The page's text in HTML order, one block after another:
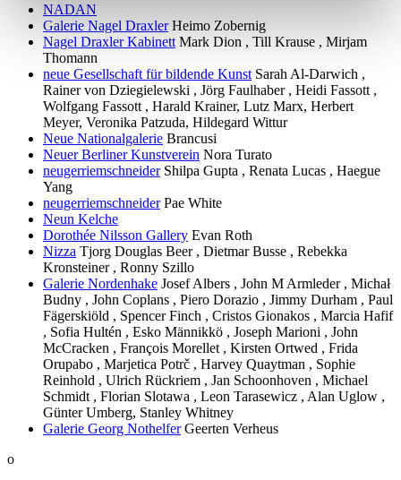
NADAN
Galerie Nagel Draxler Heimo Zobernig
Nagel Draxler Kabinett Mark Dion , Till Krause , Mirjam
Thomann
neue Gesellschaft für bildende Kunst Sarah Al-Darwich ,
Rainer von Dziegielewski , Jörg Faulhaber , Heidi Fassott ,
Wolfgang Fassott , Harald Krainer, Lutz Marx, Herbert
Meyer, Veronika Patzuda, Hildegard Wittur
Neue Nationalgalerie Brancusi
Neuer Berliner Kunstverein Nora Turato
neugerriemschneider Shilpa Gupta , Renata Lucas , Haegue
Yang
neugerriemschneider Pae White
Neun Kelche
Dorothée Nilsson Gallery Evan Roth
Nizza Tjorg Douglas Beer , Dietmar Busse , Rebekka
Kronsteiner , Ronny Szillo
Galerie Nordenhake Josef Albers , John M Armleder , Michał
Budny , John Coplans , Piero Dorazio , Jimmy Durham , Paul
Fägerskiöld , Spencer Finch , Cristos Gionakos , Marcia Hafif
, Sofia Hultén , Esko Männikkö , Joseph Marioni , John
McCracken , François Morellet , Kirsten Ortwed , Frida
Orupabo , Marjetica Potrč , Harvey Quaytman , Sophie
Reinhold , Ulrich Rückriem , Jan Schoonhoven , Michael
Schmidt , Florian Slotawa , Leon Tarasewicz , Alan Uglow ,
Günter Umberg, Stanley Whitney
Galerie Georg Nothelfer Geerten Verheus
o